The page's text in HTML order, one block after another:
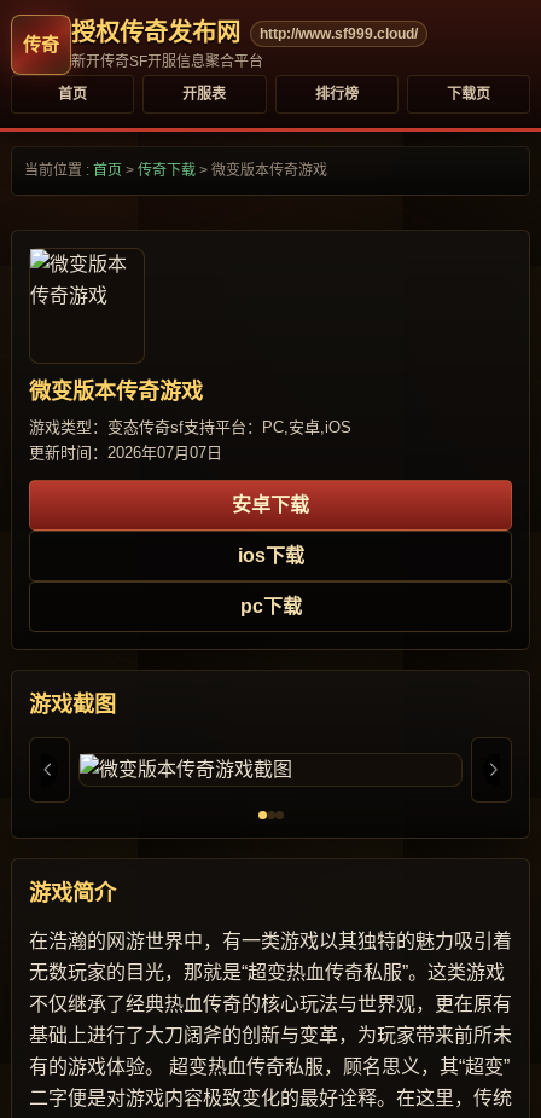
授权传奇发布网
http://www.sf999.cloud/
新开传奇SF开服信息聚合平台
首页
开服表 排行榜 下载页
当前位置 : 首页 > 传奇下载 > 微变版本传奇游戏
微变版本传奇游戏
游戏类型：变态传奇sf支持平台：PC,安卓,iOS
更新时间：2026年07月07日
安卓下载
ios下载
pc下载
游戏截图
游戏简介
在浩瀚的网游世界中，有一类游戏以其独特的魅力吸引着
无数玩家的目光，那就是“超变热血传奇私服”。这类游戏
不仅继承了经典热血传奇的核心玩法与世界观，更在原有
基础上进行了大刀阔斧的创新与变革，为玩家带来前所未
有的游戏体验。 超变热血传奇私服，顾名思义，其“超变”
二字便是对游戏内容极致变化的最好诠释。在这里，传统